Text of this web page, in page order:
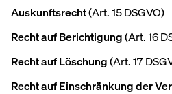
Auskunftsrecht(Art. 15 DSGVO)
Recht auf Berichtigung(Art. 16
Recht auf Löschung(Art. 17
Recht auf Einschränkung der